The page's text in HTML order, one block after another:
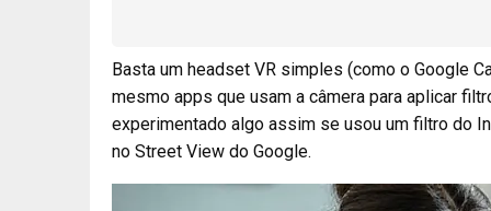
Basta um headset VR simples (como o Google
mesmo apps que usam a câmera para aplicar
experimentado algo assim se usou um filtro do
no Street View do Google.